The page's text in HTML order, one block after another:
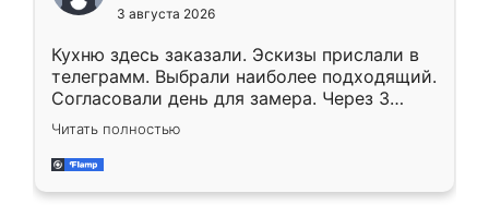
3 августа 2026
Кухню здесь заказали. Эскизы прислали в
телеграмм. Выбрали наиболее подходящий.
Согласовали день для замера. Через 3
недели кухня была уже готова. Остались
довольны работой. Спасибо Ренессанс
мебель за качественную работу!
Читать полностью